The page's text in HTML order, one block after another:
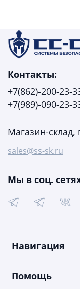
Навигация
Помощь
Контакты:
+7(862)-200-23-
+7(989)-090-23-
Магазин-склад,
sales@ss-sk.ru
Мы в соц.